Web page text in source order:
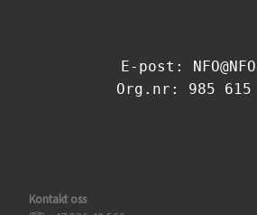
E-post:
Org.nr: 985 615
Kontakt oss